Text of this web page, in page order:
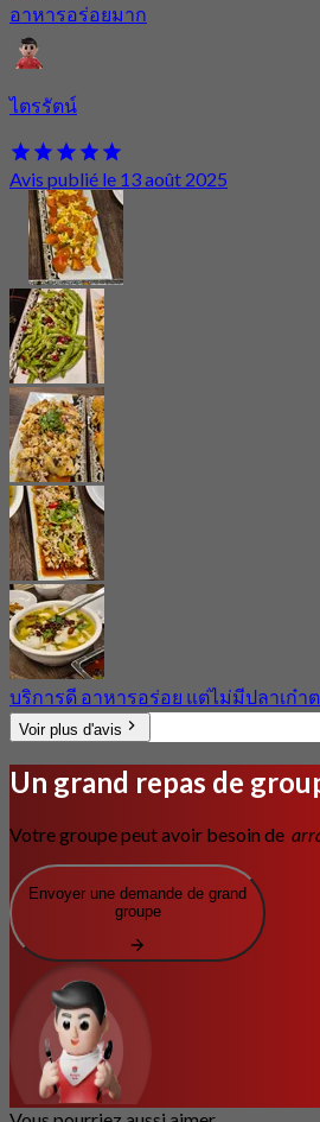
อาหารอร่อยมาก
ไตรรัตน์
Avis publié le 13 août 2025
บริการดี อาหารอร่อย แต่ไม่มีปลาเก๋า
Voir plus d'avis
Un grand repas de
Votre groupe peut avoir besoin de
Envoyer une demande de grand
groupe